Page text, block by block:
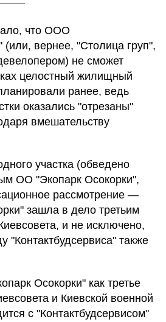
что ООО
(или, вернее, "Столица груп",
не сможет
целостный жилищный
ранее, ведь
оказались "отрезаны"
вмешательству
участка (обведено
ОО "Экопарк Осокорки",
рассмотрение —
зашла в дело третьим
и не исключено,
"Контактбудсервиса" также
Осокорки" как третье
и Киевской военной
с "Контактбудсервисом"